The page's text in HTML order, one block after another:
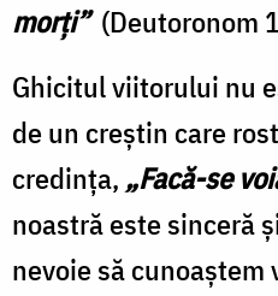
morţi”(Deutoronom
Ghicitul viitorului nu
de un creștin care
credința, „Facă-se
noastră este sinceră
nevoie să